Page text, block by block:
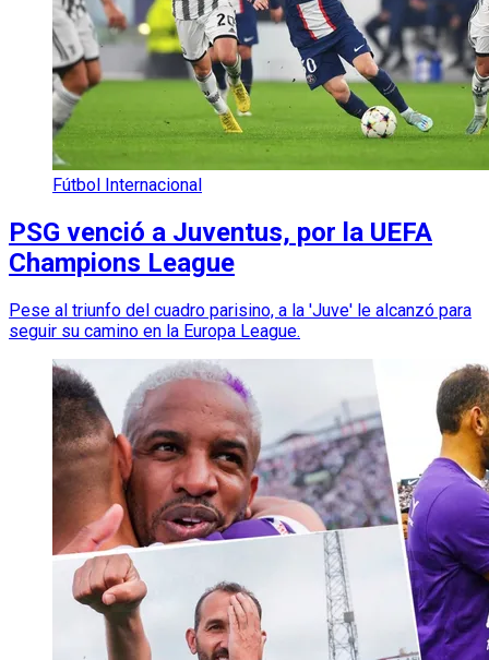
Fútbol Internacional
PSG venció a Juventus, por la UEFA
Champions League
Pese al triunfo del cuadro parisino, a la 'Juve' le alcanzó para
seguir su camino en la Europa League.